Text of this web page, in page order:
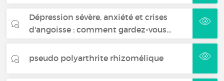
Dépression sévère, anxiété et crises
d'angoisse : comment gardez-vous…
pseudo polyarthrite rhizomélique